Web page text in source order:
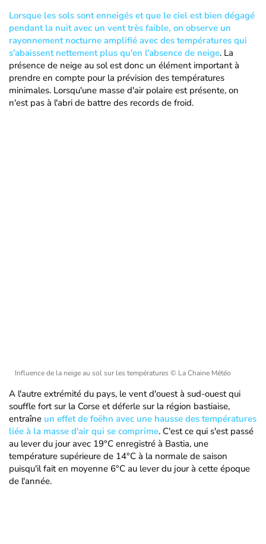
Lorsque les sols sont enneigés et que le ciel est bien dégagé
pendant la nuit avec un vent très faible, on observe un
rayonnement nocturne amplifié avec des températures qui
s'abaissent nettement plus qu'en l'absence de neige. La
présence de neige au sol est donc un élément important à
prendre en compte pour la prévision des températures
minimales. Lorsqu'une masse d'air polaire est présente, on
n'est pas à l'abri de battre des records de froid.
Influence de la neige au sol sur les températures © La Chaine Météo
A l'autre extrémité du pays, le vent d'ouest à sud-ouest qui
souffle fort sur la Corse et déferle sur la région bastiaise,
entraîne un effet de foëhn avec une hausse des températures
liée à la masse d'air qui se comprime. C'est ce qui s'est passé
au lever du jour avec 19°C enregistré à Bastia, une
température supérieure de 14°C à la normale de saison
puisqu'il fait en moyenne 6°C au lever du jour à cette époque
de l'année.